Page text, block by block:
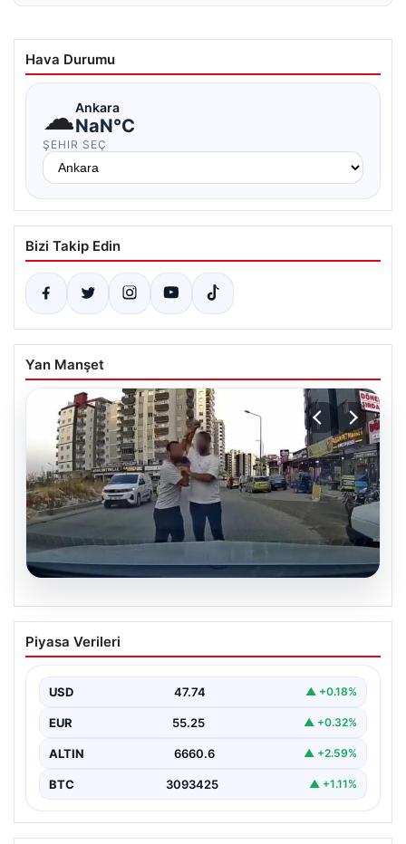
Hava Durumu
☁Ankara
NaN°C
ŞEHIR SEÇ
Bizi Takip Edin
Yan Manşet
Trafikte Tartışma Kanlı Bitti: Sürücüye
Testere ve Darbe Tehdidi
bir tartışma, şiddet olayına dönüştü. Olay sırasında bir…
Piyasa Verileri
USD 47.74 ▲ +0.18%
EUR 55.25 ▲ +0.32%
ALTIN 6660.6 ▲ +2.59%
BTC 3093425 ▲ +1.11%